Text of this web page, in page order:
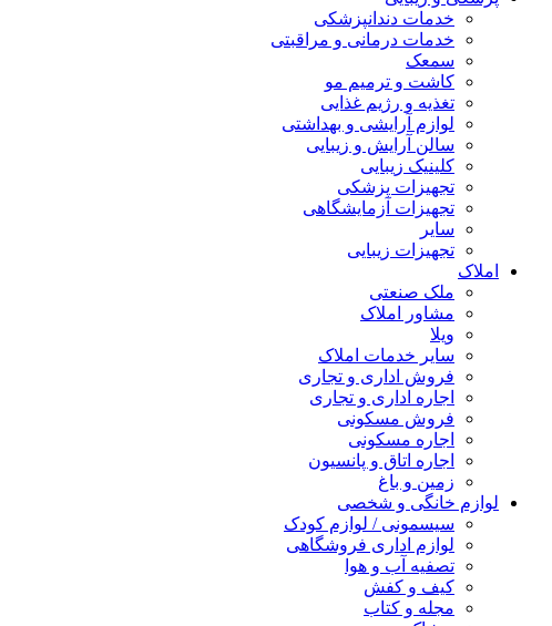
خدمات دندانپزشکی
خدمات درمانی و مراقبتی
سمعک
کاشت و ترمیم مو
تغذیه و رژیم غذایی
لوازم آرایشی و بهداشتی
سالن آرایش و زیبایی
کلینیک زیبایی
تجهیزات پزشکی
تجهیزات آزمایشگاهی
سایر
تجهیزات زیبایی
املاک
ملک صنعتی
مشاور املاک
ویلا
سایر خدمات املاک
فروش اداری و تجاری
اجاره اداری و تجاری
فروش مسکونی
اجاره مسکونی
اجاره اتاق و پانسیون
زمین و باغ
لوازم خانگی و شخصی
سیسمونی / لوازم کودک
لوازم اداری فروشگاهی
تصفیه آب و هوا
کیف و کفش
مجله و کتاب